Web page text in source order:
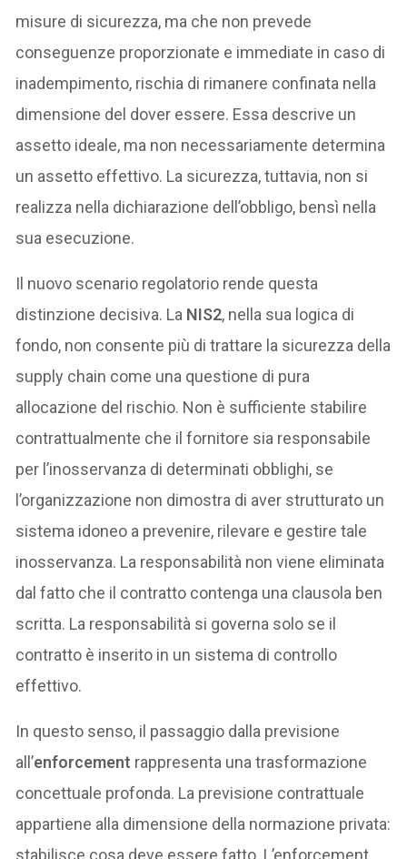
misure di sicurezza, ma che non prevede
conseguenze proporzionate e immediate in caso di
inadempimento, rischia di rimanere confinata nella
dimensione del dover essere. Essa descrive un
assetto ideale, ma non necessariamente determina
un assetto effettivo. La sicurezza, tuttavia, non si
realizza nella dichiarazione dell’obbligo, bensì nella
sua esecuzione.
Il nuovo scenario regolatorio rende questa
distinzione decisiva. La NIS2, nella sua logica di
fondo, non consente più di trattare la sicurezza della
supply chain come una questione di pura
allocazione del rischio. Non è sufficiente stabilire
contrattualmente che il fornitore sia responsabile
per l’inosservanza di determinati obblighi, se
l’organizzazione non dimostra di aver strutturato un
sistema idoneo a prevenire, rilevare e gestire tale
inosservanza. La responsabilità non viene eliminata
dal fatto che il contratto contenga una clausola ben
scritta. La responsabilità si governa solo se il
contratto è inserito in un sistema di controllo
effettivo.
In questo senso, il passaggio dalla previsione
all’enforcement rappresenta una trasformazione
concettuale profonda. La previsione contrattuale
appartiene alla dimensione della normazione privata:
stabilisce cosa deve essere fatto. L’enforcement